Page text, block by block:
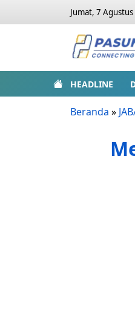
Jumat, 7
HEADLINE
Beranda »